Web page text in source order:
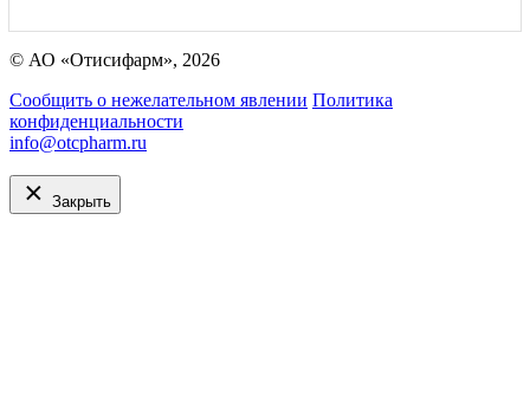
© АО «Отисифарм», 2026
Сообщить о нежелательном явлении Политика
конфиденциальности
info@otcpharm.ru
Закрыть